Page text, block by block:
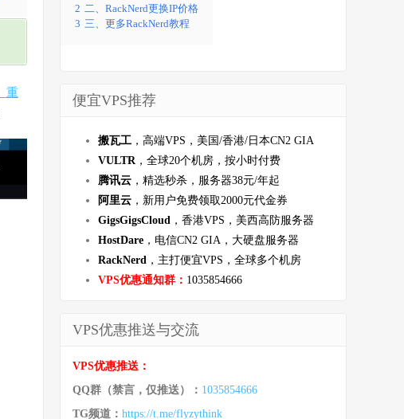
重
2 二、RackNerd更换IP价格
3 三、更多RackNerd教程
便宜VPS推荐
搬瓦工 ，高端VPS，美国/香港/日本CN2 GIA
VULTR ，全球20个机房，按小时付费
腾讯云 ，精选秒杀，服务器38元/年起
阿里云 ，新用户免费领取2000元代金券
GigsGigsCloud ，香港VPS，美西高防服务器
HostDare ，电信CN2 GIA，大硬盘服务器
RackNerd ，主打便宜VPS，全球多个机房
VPS优惠通知群： 1035854666
VPS优惠推送与交流
VPS优惠推送：
QQ群（禁言，仅推送）： 1035854666
TG频道： https://t.me/flyzythink